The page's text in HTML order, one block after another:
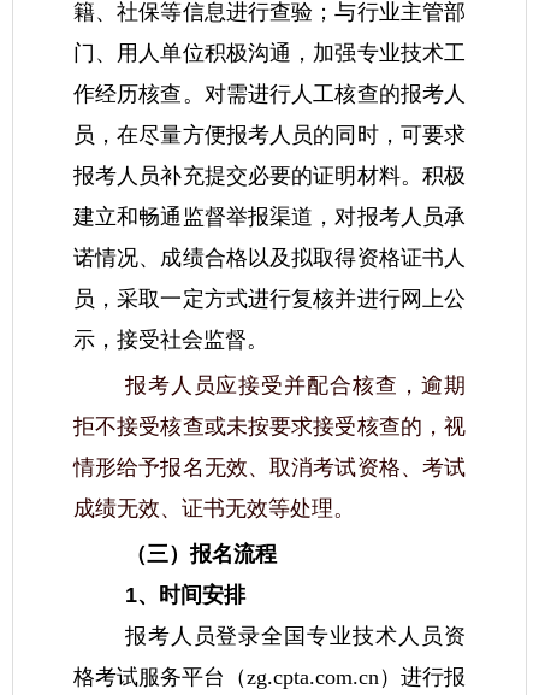
籍、社保等信息进行查验；与行业主管部
门、用人单位积极沟通，加强专业技术工
作经历核查。对需进行人工核查的报考人
员，在尽量方便报考人员的同时，可要求
报考人员补充提交必要的证明材料。积极
建立和畅通监督举报渠道，对报考人员承
诺情况、成绩合格以及拟取得资格证书人
员，采取一定方式进行复核并进行网上公
示，接受社会监督。
报考人员应接受并配合核查，逾期
拒不接受核查或未按要求接受核查的，视
情形给予报名无效、取消考试资格、考试
成绩无效、证书无效等处理。
（三）报名流程
1、时间安排
报考人员登录全国专业技术人员资
格考试服务平台（zg.cpta.com.cn）进行报